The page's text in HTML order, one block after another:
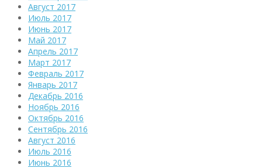
Август 2017
Июль 2017
Июнь 2017
Май 2017
Апрель 2017
Март 2017
Февраль 2017
Январь 2017
Декабрь 2016
Ноябрь 2016
Октябрь 2016
Сентябрь 2016
Август 2016
Июль 2016
Июнь 2016